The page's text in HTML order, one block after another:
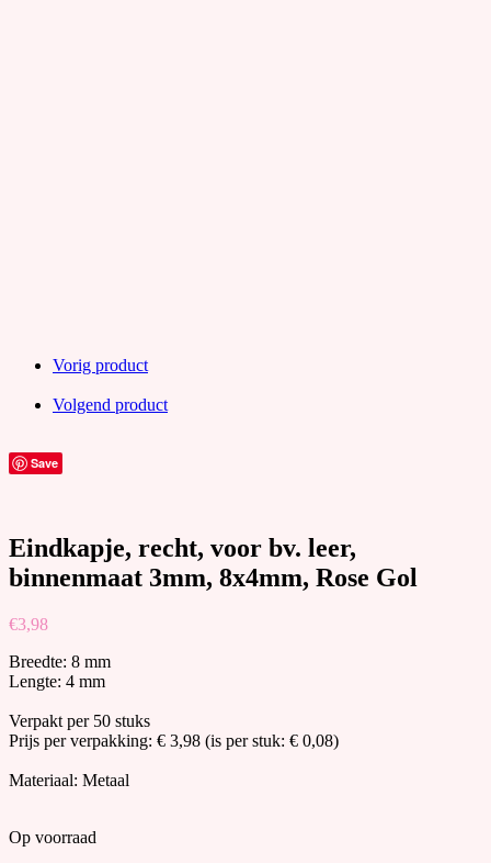
Vorig product
Volgend product
Save
Eindkapje, recht, voor bv. leer,
binnenmaat 3mm, 8x4mm, Rose Gol
€3,98
Breedte: 8 mm
Lengte: 4 mm
Verpakt per 50 stuks
Prijs per verpakking: € 3,98 (is per stuk: € 0,08)
Materiaal: Metaal
Op voorraad